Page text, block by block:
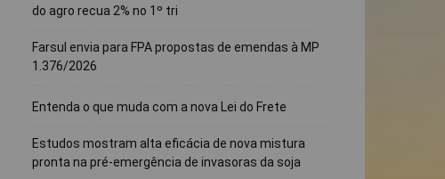
do agro recua 2% no 1º tri
Farsul envia para FPA propostas de emendas à MP
1.376/2026
Entenda o que muda com a nova Lei do Frete
Estudos mostram alta eficácia de nova mistura
pronta na pré-emergência de invasoras da soja